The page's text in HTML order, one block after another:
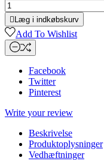
 Læg i indkøbskurv
Add To Wishlist
Facebook
Twitter
Pinterest
Write your review
Beskrivelse
Produktoplysninger
Vedhæftninger